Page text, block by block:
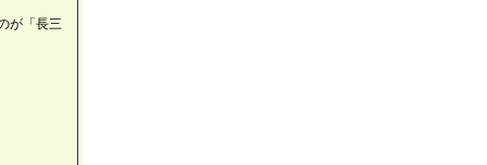
が「長三